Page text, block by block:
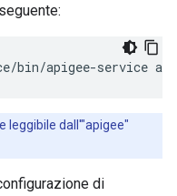
bin/apigee-service
leggibile dall'"apigee"
di